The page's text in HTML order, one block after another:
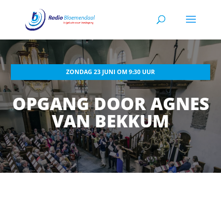
ZONDAG 23 JUNI OM 9:30 UUR
OPGANG DOOR AGNES
VAN BEKKUM